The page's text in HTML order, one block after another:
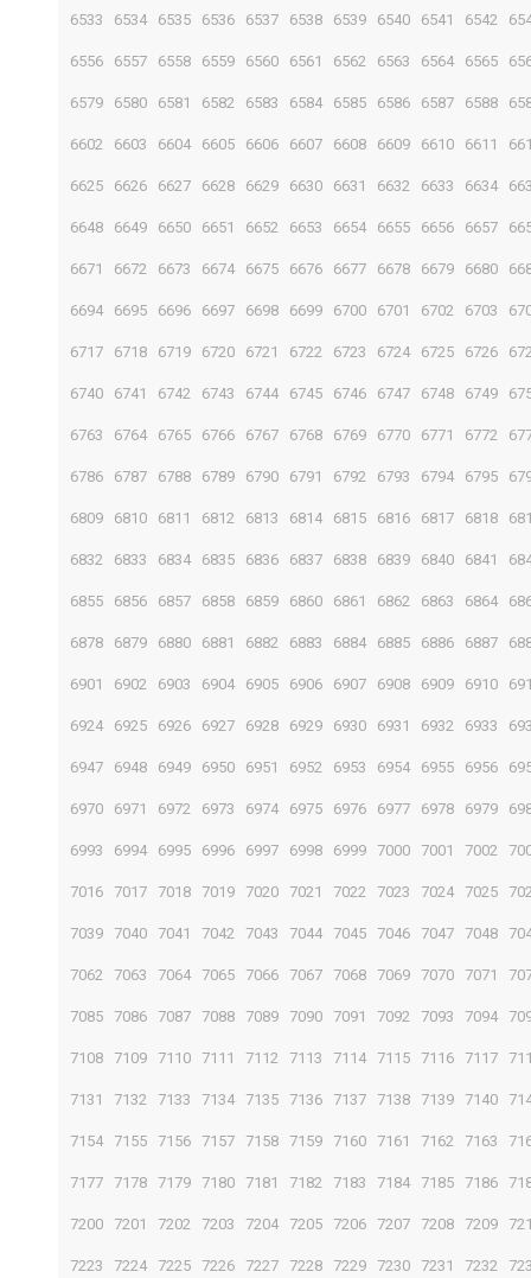
6533 6534 6535 6536 6537 6538 6539 6540 6541 6542
6556 6557 6558 6559 6560 6561 6562 6563 6564 6565
6579 6580 6581 6582 6583 6584 6585 6586 6587 6588
6602 6603 6604 6605 6606 6607 6608 6609 6610 6611
6625 6626 6627 6628 6629 6630 6631 6632 6633 6634
6648 6649 6650 6651 6652 6653 6654 6655 6656 6657
6671 6672 6673 6674 6675 6676 6677 6678 6679 6680
6694 6695 6696 6697 6698 6699 6700 6701 6702 6703
6717 6718 6719 6720 6721 6722 6723 6724 6725 6726
6740 6741 6742 6743 6744 6745 6746 6747 6748 6749
6763 6764 6765 6766 6767 6768 6769 6770 6771 6772
6786 6787 6788 6789 6790 6791 6792 6793 6794 6795
6809 6810 6811 6812 6813 6814 6815 6816 6817 6818
6832 6833 6834 6835 6836 6837 6838 6839 6840 6841
6855 6856 6857 6858 6859 6860 6861 6862 6863 6864
6878 6879 6880 6881 6882 6883 6884 6885 6886 6887
6901 6902 6903 6904 6905 6906 6907 6908 6909 6910
6924 6925 6926 6927 6928 6929 6930 6931 6932 6933
6947 6948 6949 6950 6951 6952 6953 6954 6955 6956
6970 6971 6972 6973 6974 6975 6976 6977 6978 6979
6993 6994 6995 6996 6997 6998 6999 7000 7001 7002
7016 7017 7018 7019 7020 7021 7022 7023 7024 7025
7039 7040 7041 7042 7043 7044 7045 7046 7047 7048
7062 7063 7064 7065 7066 7067 7068 7069 7070 7071
7085 7086 7087 7088 7089 7090 7091 7092 7093 7094
7108 7109 7110 7111 7112 7113 7114 7115 7116 7117
7131 7132 7133 7134 7135 7136 7137 7138 7139 7140
7154 7155 7156 7157 7158 7159 7160 7161 7162 7163
7177 7178 7179 7180 7181 7182 7183 7184 7185 7186
7200 7201 7202 7203 7204 7205 7206 7207 7208 7209
7223 7224 7225 7226 7227 7228 7229 7230 7231 7232